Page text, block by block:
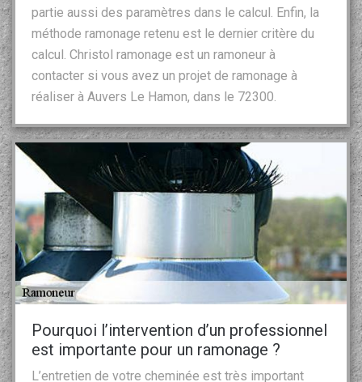
partie aussi des paramètres dans le calcul. Enfin, la
méthode ramonage retenu est le dernier critère du
calcul. Christol ramonage est un ramoneur à
contacter si vous avez un projet de ramonage à
réaliser à Auvers Le Hamon, dans le 72300.
Pourquoi l’intervention d’un professionnel
est importante pour un ramonage ?
L’entretien de votre cheminée est très important